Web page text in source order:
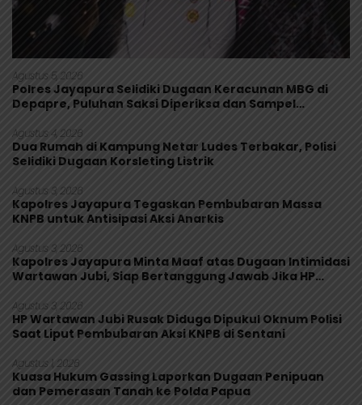
Agustus 5, 2026
Polres Jayapura Selidiki Dugaan Keracunan MBG di
Depapre, Puluhan Saksi Diperiksa dan Sampel
Agustus 4, 2026
Dua Rumah di Kampung Netar Ludes Terbakar, Polisi
Selidiki Dugaan Korsleting Listrik
Agustus 3, 2026
Kapolres Jayapura Tegaskan Pembubaran Massa
KNPB untuk Antisipasi Aksi Anarkis
Agustus 3, 2026
Kapolres Jayapura Minta Maaf atas Dugaan Intimidasi
Wartawan Jubi, Siap Bertanggung Jawab Jika HP
Agustus 3, 2026
HP Wartawan Jubi Rusak Diduga Dipukul Oknum Polisi
Saat Liput Pembubaran Aksi KNPB di Sentani
Agustus 1, 2026
Kuasa Hukum Gassing Laporkan Dugaan Penipuan
dan Pemerasan Tanah ke Polda Papua